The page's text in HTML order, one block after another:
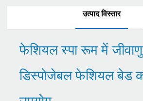
उत्पाद विस्तार
फेशियल स्पा रूम में
डिस्पोजेबल फेशियल बेड